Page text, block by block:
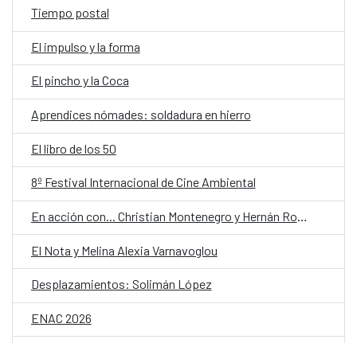
Tiempo postal
El impulso y la forma
El pincho y la Coca
Aprendices nómades: soldadura en hierro
El libro de los 50
8º Festival Internacional de Cine Ambiental
En acción con... Christian Montenegro y Hernán Ronsino
El Nota y Melina Alexia Varnavoglou
Desplazamientos: Solimán López
ENAC 2026